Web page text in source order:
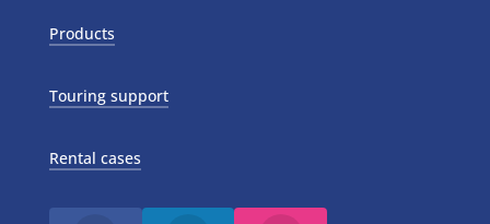
Products
Touring support
Rental cases